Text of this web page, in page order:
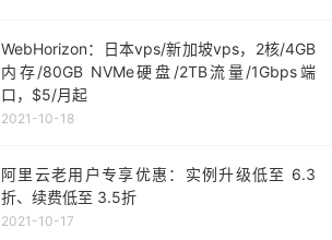
WebHorizon：日本vps/新加坡vps，2核/4GB
内存/80GB NVMe硬盘/2TB流量/1Gbps端
口，$5/月起
2021-10-18
阿里云老用户专享优惠：实例升级低至 6.3
折、续费低至 3.5折
2021-10-17